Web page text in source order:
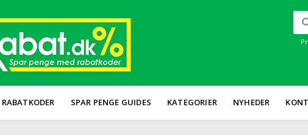
RABATKODER SPAR PENGE GUIDES KATEGORIER NYHEDER